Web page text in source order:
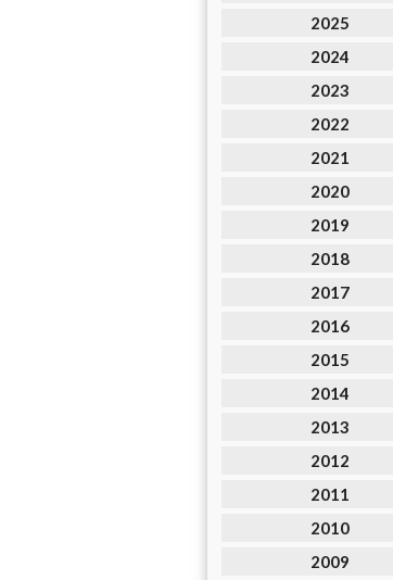
2025
2024
2023
2022
2021
2020
2019
2018
2017
2016
2015
2014
2013
2012
2011
2010
2009